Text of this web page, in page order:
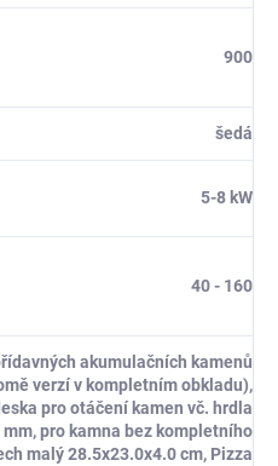
900
šedá
5-8 kW
40 - 160
akumulačních kamenů
verzí v kompletním obkladu),
pro otáčení kamen vč. hrdla
pro kamna bez kompletního
malý 28.5x23.0x4.0 cm, Pizza